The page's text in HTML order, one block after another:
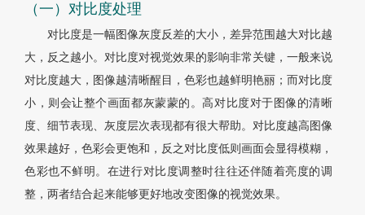
（一）对比度处理
对比度是一幅图像灰度反差的大小，差异范围越大对比越
大，反之越小。对比度对视觉效果的影响非常关键，一般来说
对比度越大，图像越清晰醒目，色彩也越鲜明艳丽；而对比度
小，则会让整个画面都灰蒙蒙的。高对比度对于图像的清晰
度、细节表现、灰度层次表现都有很大帮助。对比度越高图像
效果越好，色彩会更饱和，反之对比度低则画面会显得模糊，
色彩也不鲜明。在进行对比度调整时往往还伴随着亮度的调
整，两者结合起来能够更好地改变图像的视觉效果。